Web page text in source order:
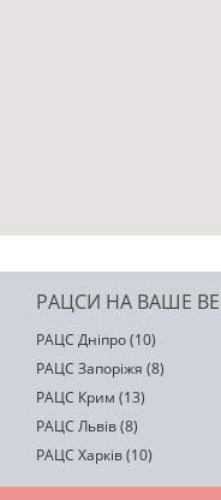
РАЦСИ НА ВАШЕ
РАЦС Дніпро (10)
РАЦС Запоріжя (8)
РАЦС Крим (13)
РАЦС Львів (8)
РАЦС Харків (10)